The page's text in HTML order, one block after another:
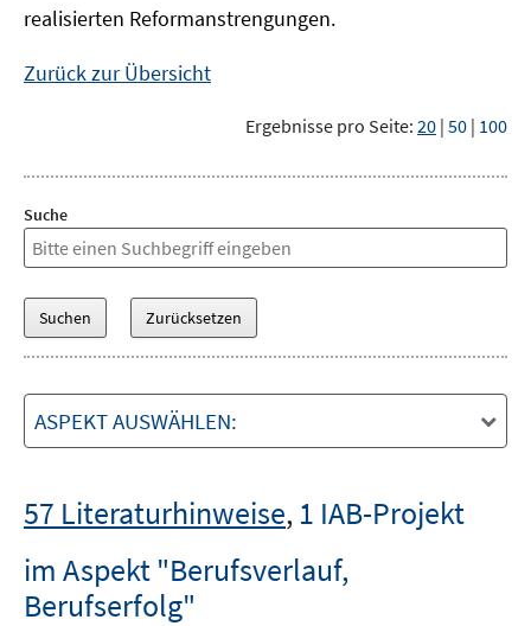
realisierten Reformanstrengungen.
Zurück zur Übersicht
Ergebnisse pro Seite: 20 | 50 | 100
Suche
ASPEKT AUSWÄHLEN:
57 Literaturhinweise, 1 IAB-Projekt
im Aspekt "Berufsverlauf,
Berufserfolg"